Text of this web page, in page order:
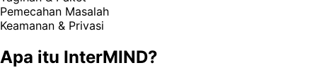
Pemecahan Masalah
Keamanan & Privasi
Apa itu InterMIND?